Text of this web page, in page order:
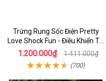
Trứng Rung Sốc Điện Pretty
Love Shock Fun - Điều Khiển Từ
Xa, Kích Thích Mạnh Điểm G
1.200.000₫ 1.411.000₫
(700)